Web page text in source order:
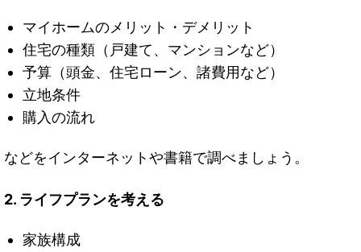
マイホームのメリット・デメリット
住宅の種類（戸建て、マンションなど）
予算（頭金、住宅ローン、諸費用など）
立地条件
購入の流れ
などをインターネットや書籍で調べましょう。
2. ライフプランを考える
家族構成